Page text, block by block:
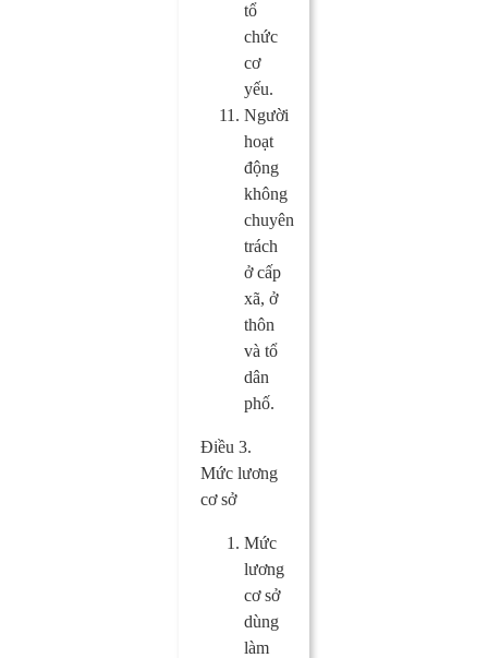
tổ
chức
cơ
yếu.
Người
hoạt
động
không
chuyên
trách
ở cấp
xã, ở
thôn
và tổ
dân
phố.
Điều 3.
Mức lương
cơ sở
Mức
lương
cơ sở
dùng
làm